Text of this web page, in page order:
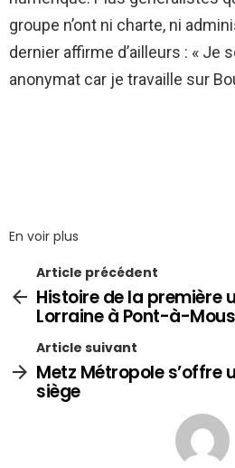
groupe n’ont ni charte, ni
dernier affirme d’ailleurs : « Je
anonymat car je travaille sur
En voir plus
Article précédent
Histoire de la première
Lorraine à Pont-à-
Article suivant
Metz Métropole s’offre
siège